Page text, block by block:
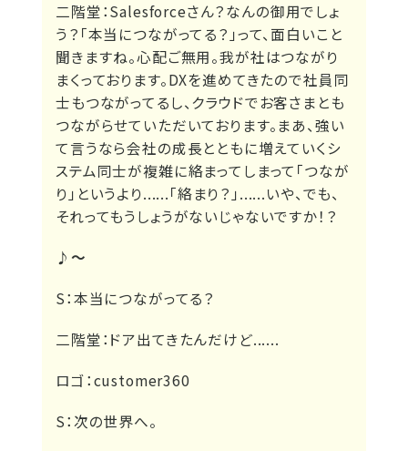
二階堂：Salesforceさん？なんの御用でしょ
う？「本当につながってる？」って、面白いこと
聞きますね。心配ご無用。我が社はつながり
まくっております。DXを進めてきたので社員同
士もつながってるし、クラウドでお客さまとも
つながらせていただいております。まあ、強い
て言うなら会社の成長とともに増えていくシ
ステム同士が複雑に絡まってしまって「つなが
り」というより......「絡まり？」......いや、でも、
それってもうしょうがないじゃないですか！？
♪～
S：本当につながってる？
二階堂： ドア出てきたんだけど......
ロゴ：customer360
S：次の世界へ。